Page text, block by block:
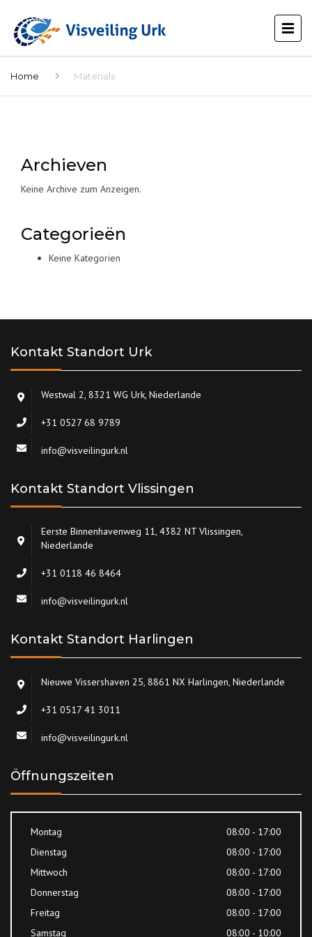
Home Materials
Archieven
Keine Archive zum Anzeigen.
Categorieën
Keine Kategorien
Kontakt Standort Urk
Westwal 2, 8321 WG Urk, Niederlande
+31 0527 68 9789
info@visveilingurk.nl
Kontakt Standort Vlissingen
Eerste Binnenhavenweg 11, 4382 NT Vlissingen,
Niederlande
+31 0118 46 8464
info@visveilingurk.nl
Kontakt Standort Harlingen
Nieuwe Vissershaven 25, 8861 NX Harlingen, Niederlande
+31 0517 41 3011
info@visveilingurk.nl
Öffnungszeiten
Montag
08:00 - 17:00
Dienstag
08:00 - 17:00
Mittwoch
08:00 - 17:00
Donnerstag
08:00 - 17:00
Freitag
08:00 - 17:00
Samstag
08:00 - 10:00